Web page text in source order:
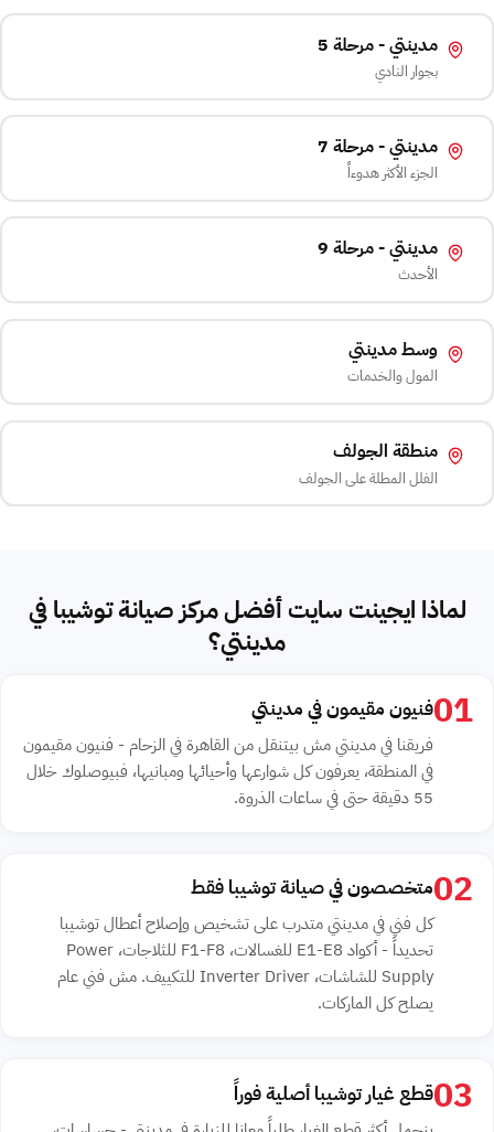
مدينتي - مرحلة 5
بجوار النادي
مدينتي - مرحلة 7
الجزء الأكثر هدوءاً
مدينتي - مرحلة 9
الأحدث
وسط مدينتي
المول والخدمات
منطقة الجولف
الفلل المطلة على الجولف
لماذا ايجينت سايت أفضل مركز صيانة توشيبا في
مدينتي؟
01فنيون مقيمون في مدينتي
فريقنا في مدينتي مش بيتنقل من القاهرة في الزحام - فنيون مقيمون
في المنطقة، يعرفون كل شوارعها وأحيائها ومبانيها، فبيوصلوك خلال
55 دقيقة حتى في ساعات الذروة.
02متخصصون في صيانة توشيبا فقط
كل فني في مدينتي متدرب على تشخيص وإصلاح أعطال توشيبا
تحديداً - أكواد E1-E8 للغسالات، F1-F8 للثلاجات، Power
Supply للشاشات، Inverter Driver للتكييف. مش فني عام
يصلح كل الماركات.
03قطع غيار توشيبا أصلية فوراً